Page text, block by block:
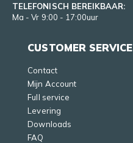
TELEFONISCH BEREIKBAAR:
Ma - Vr 9:00 - 17:00uur
CUSTOMER SERVICE
Contact
Mijn Account
Full service
Levering
Downloads
FAQ